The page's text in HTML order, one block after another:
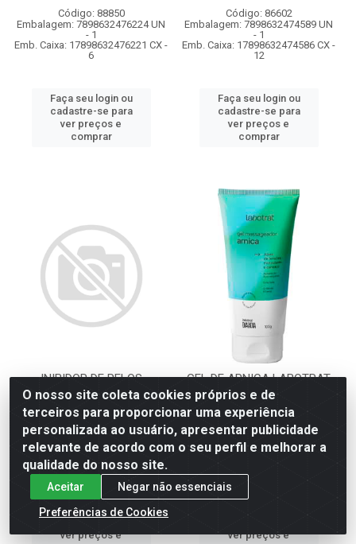
Código: 88850
Embalagem: 7898632476224 UN
- 1
Emb. Caixa: 17898632476221 CX -
6
Faça seu login ou
cadastre-se para
ver preços e
comprar
Código: 86602
Embalagem: 7898632474589 UN
- 1
Emb. Caixa: 17898632474586 CX -
12
Faça seu login ou
cadastre-se para
ver preços e
comprar
INIBIDOR DE PELOS
LABOTRAT 140ML
Código: 86551
Embalagem: 7898632474237 UN
- 1
12
Faça seu login ou
ver preços e
GEL DE ARNICA LABOTRAT
100G
Código: 86591
Embalagem: 7898632473223 UN
- 1
Emb. Caixa: 17898632473220 CX -
ver preços e
O nosso site coleta cookies próprios e de
terceiros para proporcionar uma experiência
personalizada ao usuário, apresentar publicidade
relevante de acordo com o seu perfil e melhorar a
qualidade do nosso site.
Aceitar
Negar não essenciais
Preferências de Cookies